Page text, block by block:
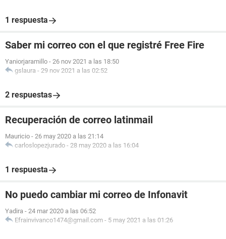
1 respuesta
Saber mi correo con el que registré Free Fire
Yaniorjaramillo - 26 nov 2021 a las 18:50
gslaura - 29 nov 2021 a las 02:52
2 respuestas
Recuperación de correo latinmail
Mauricio - 26 may 2020 a las 21:14
carloslopezjurado - 28 may 2020 a las 16:04
1 respuesta
No puedo cambiar mi correo de Infonavit
Yadira - 24 mar 2020 a las 06:52
Efrainvivanco1474@gmail.com - 5 may 2021 a las 01:26